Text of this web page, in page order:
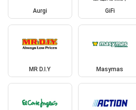
Aurgi GiFi
MR D.I.Y Masymas